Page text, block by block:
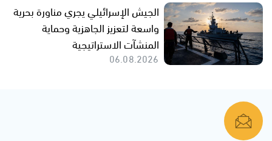
الجيش الإسرائيلي يجري مناورة بحرية
واسعة لتعزيز الجاهزية وحماية
المنشآت الاستراتيجية
06.08.2026